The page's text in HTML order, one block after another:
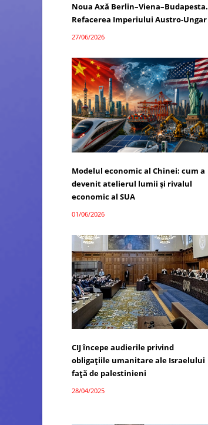
Noua Axă Berlin–Viena–Budapesta.
Refacerea Imperiului Austro-Ungar
27/06/2026
Modelul economic al Chinei: cum a
devenit atelierul lumii și rivalul
economic al SUA
01/06/2026
CIJ începe audierile privind
obligațiile umanitare ale Israelului
față de palestinieni
28/04/2025